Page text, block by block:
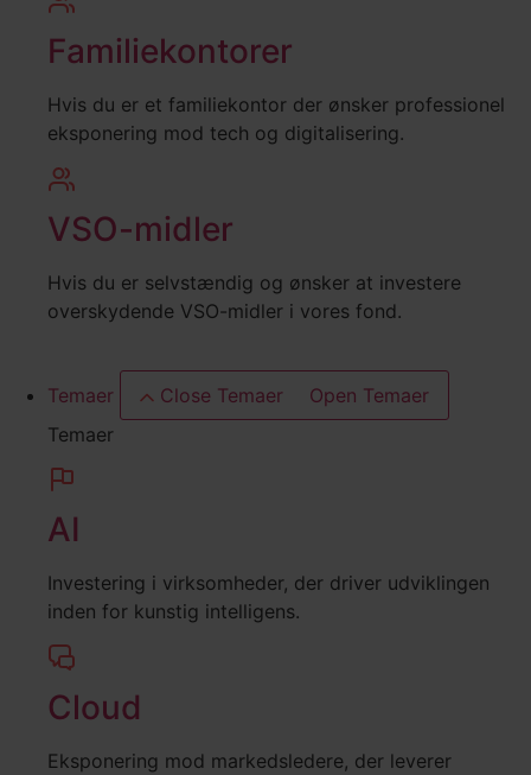
Familiekontorer
Hvis du er et familiekontor der ønsker professionel
eksponering mod tech og digitalisering.
VSO-midler
Hvis du er selvstændig og ønsker at investere
overskydende VSO-midler i vores fond.
Temaer Close Temaer
Open Temaer
Temaer
AI
Investering i virksomheder, der driver udviklingen
inden for kunstig intelligens.
Cloud
Eksponering mod markedsledere, der leverer